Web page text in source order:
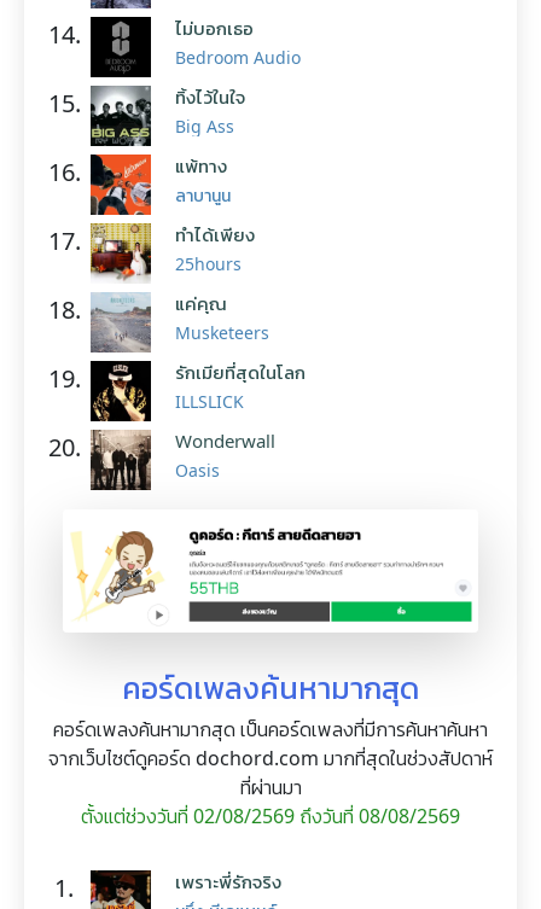
14. ไม่บอกเธอ
Bedroom Audio
15. ทิ้งไว้ในใจ
Big Ass
16. แพ้ทาง
ลาบานูน
17. ทำได้เพียง
25hours
18. แค่คุณ
Musketeers
19. รักเมียที่สุดในโลก
ILLSLICK
20. Wonderwall
Oasis
คอร์ดเพลงค้นหามากสุด
คอร์ดเพลงค้นหามากสุด เป็นคอร์ดเพลงที่มีการค้นหาค้นหา
จากเว็บไซต์ดูคอร์ด dochord.com มากที่สุดในช่วงสัปดาห์
ที่ผ่านมา
ตั้งแต่ช่วงวันที่ 02/08/2569 ถึงวันที่ 08/08/2569
1. เพราะพี่รักจริง